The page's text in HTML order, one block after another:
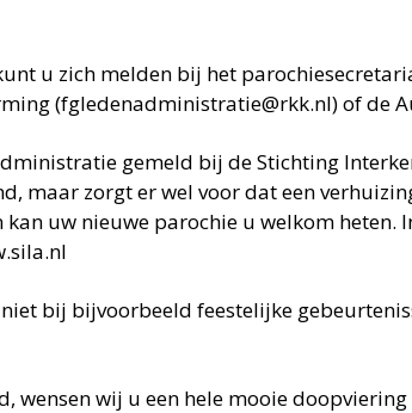
u zich melden bij het
(fgledenadministratie@rkk.nl) of de
gemeld bij de Stichting
maar zorgt er wel voor dat een
uw nieuwe parochie u welkom heten.
bij bijvoorbeeld feestelijke
wensen wij u een hele mooie